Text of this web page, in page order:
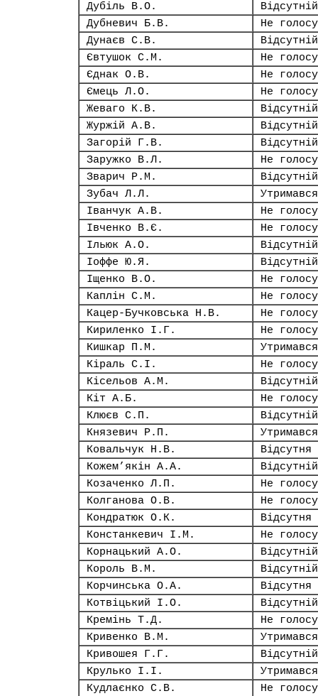
Дубіль В.О.
Відсутній
Дубневич Б.В.
Не
Дунаєв С.В.
Відсутній
Євтушок С.М.
Не
Єднак О.В.
Не
Ємець Л.О.
Не
Жеваго К.В.
Відсутній
Журжій А.В.
Відсутній
Загорій Г.В.
Відсутній
Заружко В.Л.
Не
Зварич Р.М.
Відсутній
Зубач Л.Л.
Утримався
Іванчук А.В.
Не
Івченко В.Є.
Не
Ільюк А.О.
Відсутній
Іоффе Ю.Я.
Відсутній
Іщенко В.О.
Не
Каплін С.М.
Не
Кацер-Бучковська Н.В.
Не
Кириленко І.Г.
Не
Кишкар П.М.
Утримався
Кіраль С.І.
Не
Кісельов А.М.
Відсутній
Кіт А.Б.
Не
Клюєв С.П.
Відсутній
Князевич Р.П.
Утримався
Ковальчук Н.В.
Відсутня
Кожем’якін А.А.
Відсутній
Козаченко Л.П.
Не
Колганова О.В.
Не
Кондратюк О.К.
Відсутня
Констанкевич І.М.
Не
Корнацький А.О.
Відсутній
Король В.М.
Відсутній
Корчинська О.А.
Відсутня
Котвіцький І.О.
Відсутній
Кремінь Т.Д.
Не
Кривенко В.М.
Утримався
Кривошея Г.Г.
Відсутній
Крулько І.І.
Утримався
Кудлаєнко С.В.
Не